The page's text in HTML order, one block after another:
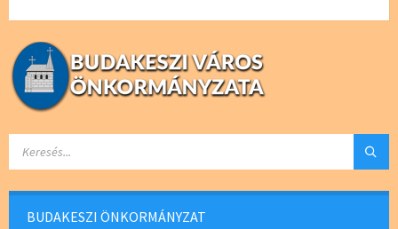
BUDAKESZI ÖNKORMÁNYZAT